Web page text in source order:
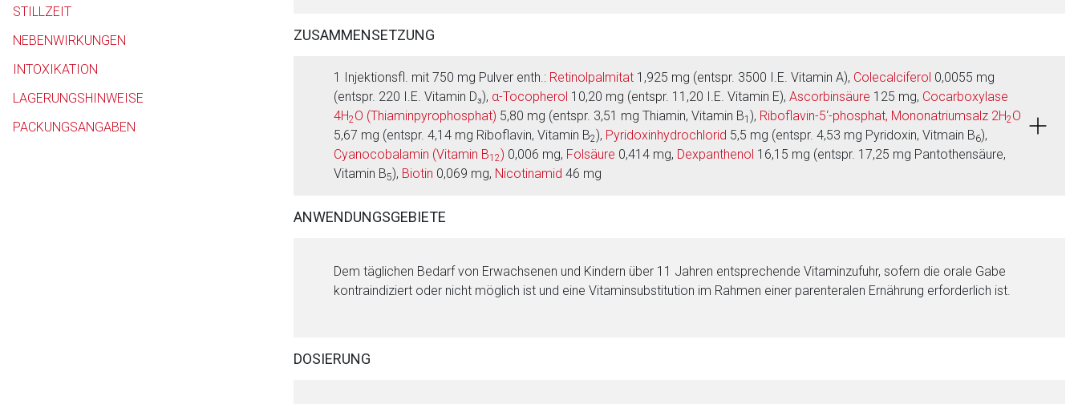
STILLZEIT
NEBENWIRKUNGEN
INTOXIKATION
LAGERUNGSHINWEISE
PACKUNGSANGABEN
ZUSAMMENSETZUNG
1 Injektionsfl. mit 750 mg Pulver enth.: Retinolpalmitat 1,925 mg (entspr. 3500 I.E. Vitamin A), Colecalciferol 0,0055 mg
(entspr. 220 I.E. Vitamin D₃), α-Tocopherol 10,20 mg (entspr. 11,20 I.E. Vitamin E), Ascorbinsäure 125 mg, Cocarboxylase
4H2O (Thiaminpyrophosphat) 5,80 mg (entspr. 3,51 mg Thiamin, Vitamin B1 ), Riboflavin-5‘-phosphat, Mononatriumsalz 2H2O
5,67 mg (entspr. 4,14 mg Riboflavin, Vitamin B2), Pyridoxinhydrochlorid 5,5 mg (entspr. 4,53 mg Pyridoxin, Vitmain B6),
Cyanocobalamin (Vitamin B12) 0,006 mg, Folsäure 0,414 mg, Dexpanthenol 16,15 mg (entspr. 17,25 mg Pantothensäure,
Vitamin B5), Biotin 0,069 mg, Nicotinamid 46 mg
ANWENDUNGSGEBIETE
Dem täglichen Bedarf von Erwachsenen und Kindern über 11 Jahren entsprechende Vitaminzufuhr, sofern die orale Gabe
kontraindiziert oder nicht möglich ist und eine Vitaminsubstitution im Rahmen einer parenteralen Ernährung erforderlich ist.
DOSIERUNG